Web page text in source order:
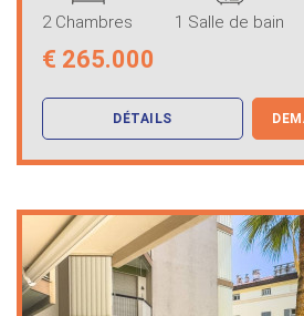
2 Chambres 1 Salle de bain
€ 265.000
DÉTAILS